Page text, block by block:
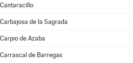
Cantaracillo
Carbajosa de la Sagrada
Carpio de Azaba
Carrascal de Barregas